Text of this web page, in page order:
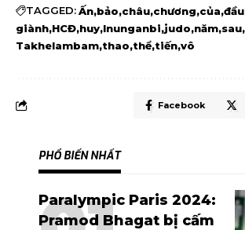
TAGGED:Ấn bảo châu chương của đầu
giành HCĐ huy Inunganbi judo năm sau
Takhelambam thao thể tiến vô
Facebook
PHỔ BIẾN NHẤT
Paralympic Paris 2024:
Pramod Bhagat bị cấm